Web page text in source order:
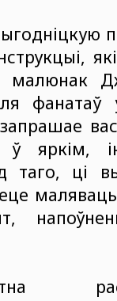
малюнак
фанатаў
яркім,
таго, ці